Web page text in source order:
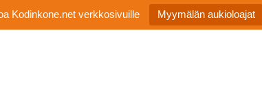
Kodinkone.net verkkosivuille Myymälän aukioloajat